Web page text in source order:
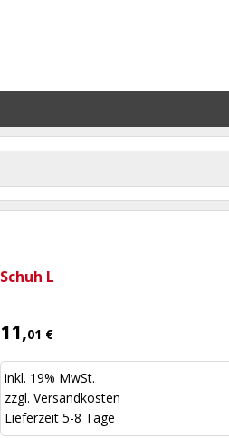
Schuh L
11,01 €
inkl. 19% MwSt.
zzgl. Versandkosten
Lieferzeit 5-8 Tage